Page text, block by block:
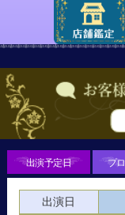
出演予定日
出演日
プ